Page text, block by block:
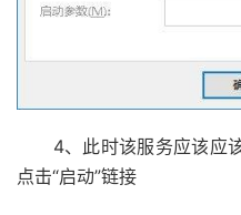
4、此时该服务应该应该
点击“启动”链接